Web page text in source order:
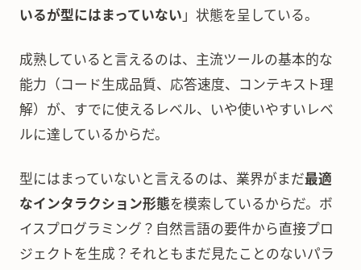
いるが型にはまっていない 」状態を呈している。
成熟していると言えるのは、主流ツールの基本的な
能力（コード生成品質、応答速度、コンテキスト理
解）が、すでに使えるレベル、いや使いやすいレベ
ルに達しているからだ。
型にはまっていないと言えるのは、業界がまだ最適
なインタラクション形態を模索しているからだ。ボ
イスプログラミング？自然言語の要件から直接プロ
ジェクトを生成？それともまだ見たことのないパラ